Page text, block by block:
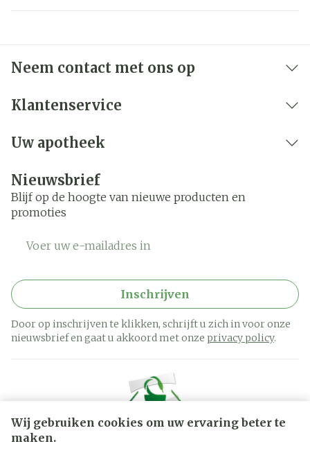
Wij gebruiken cookies om uw ervaring beter te
maken.
Neem contact met ons op
Klantenservice
Uw apotheek
Nieuwsbrief
Blijf op de hoogte van nieuwe producten en
promoties
Inschrijven
Door op inschrijven te klikken, schrijft u zich in voor onze
nieuwsbrief en gaat u akkoord met onze privacy policy.